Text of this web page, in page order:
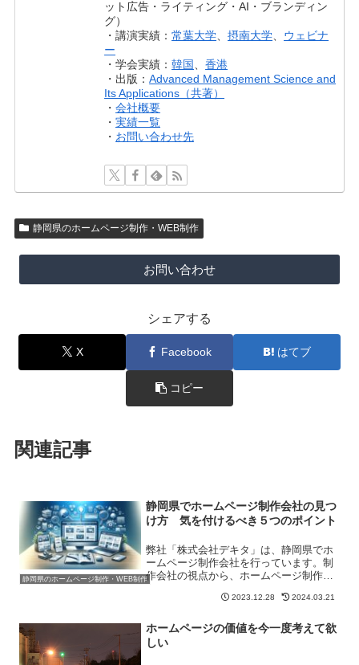
ット広告・ライティング・AI・ブランディン
グ）
・講演実績：常葉大学 、摂南大学
ウェビナ
ー
・学会実績：韓国 、香港
・出版：Advanced Management Science and
Its Applications（共著）
・会社概要
・実績一覧
・ お問い合わせ先
静岡県のホームページ制作・WEB制作
お問い合わせ
シェアする
X Facebook はてブ
コピー
関連記事
静岡県のホームページ制作・WEB制作
静岡県でホームページ制作会社の見つ
け方 気を付けるべき５つのポイント
弊社「株式会社デキタ」は、静岡県でホ
ームページ制作会社を行っています。制
作会社の視点から、ホームページ制作会
社を探すときに気をつけた方が良いと考
えられるポイントを紹介したいと思いま
ページ制作会社はどこも同...
2023.12.28 2024.03.21
ホームページの価値を今一度考えて欲
しい